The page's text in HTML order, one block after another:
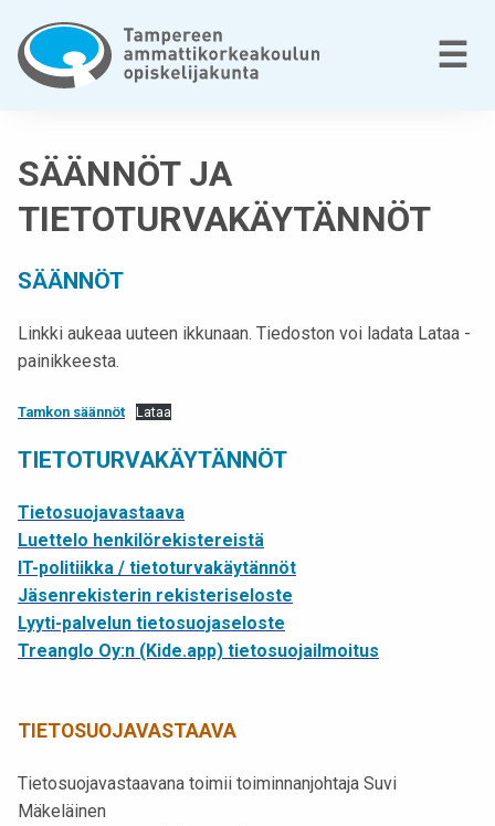
sisältöön
m
p
e
n
a
a
t
i
k
o
r
k
k
u
l
☰
SÄÄNNÖT JA
TIETOTURVAKÄYTÄNNÖT
SÄÄNNÖT
Linkki aukeaa uuteen ikkunaan. Tiedoston voi ladata Lataa -
painikkeesta.
Tamkon säännöt Lataa
TIETOTURVAKÄYTÄNNÖT
Tietosuojavastaava
Luettelo henkilörekistereistä
IT-politiikka / tietoturvakäytännöt
Jäsenrekisterin rekisteriseloste
Lyyti-palvelun tietosuojaseloste
Treanglo Oy:n (Kide.app) tietosuojailmoitus
TIETOSUOJAVASTAAVA
Tietosuojavastaavana toimii toiminnanjohtaja Suvi
Mäkeläinen